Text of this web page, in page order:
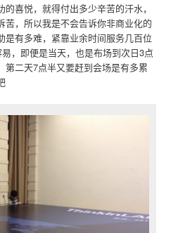
喜悦，就得付出多少辛苦的汗水，
苦，所以我是不会告诉你非商业化的
是有多难，紧靠业余时间服务几百位
，即便是当天，也是布场到次日3点
第二天7点半又要赶到会场是有多累